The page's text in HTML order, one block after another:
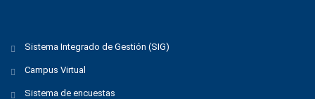
Sistema Integrado de Gestión (SIG)
Campus Virtual
Sistema de encuestas